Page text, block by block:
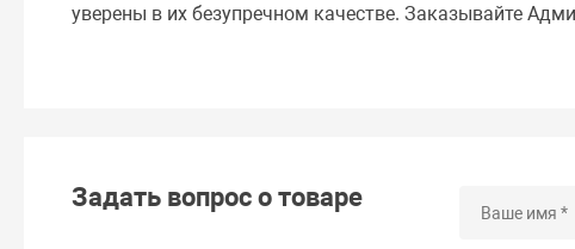
уверены в их безупречном качестве. Заказывайте
Задать вопрос о товаре